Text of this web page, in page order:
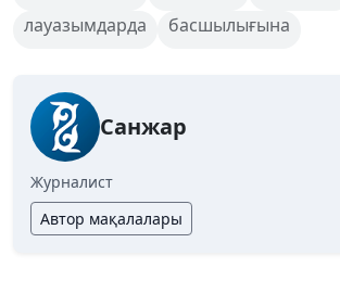
лауазымдарда
басшылығына
Санжар
Журналист
Автор мақалалары